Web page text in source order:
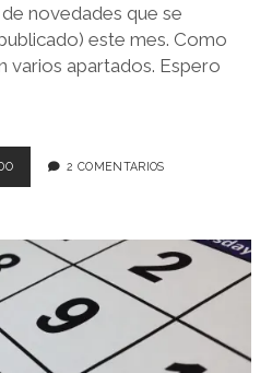
novedades que se
este mes. Como
varios apartados. Espero
NOVEDADES
LITERARIAS
2020
2 COMENTARIOS